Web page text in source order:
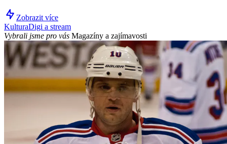
Zobrazit více
KulturaDigi a stream
Vybrali jsme pro vás Magazíny a zajímavosti